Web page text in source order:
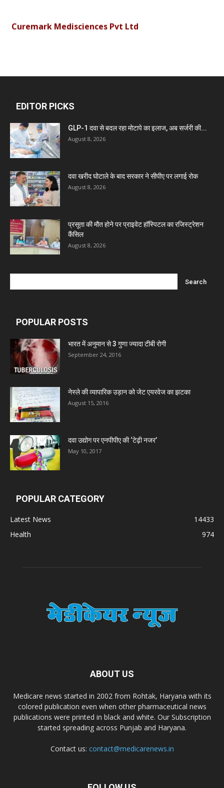
Curemark Medisciences Pvt Ltd
Ben Pharmaceuticals
Marxx Pharma
Nitin Lifesciences Ltd.
Wamika Pharmaceuticals Pvt. Ltd.
Admac Group Companies
Deep Shree Pharmaceuticals
Zumentes Healthcare
Digital Vision
Sat Jinda Kalyana Pharmacy
Carewell Ayurveda
Dr. D Pharma
Diya Healthcare Private Limited
Divit Nutraceuticals Pvt. Ltd.
EDITOR PICKS
GLP-1 दवा से बदल रहा मोटापे का इलाज, अब सर्जरी की...
August 8, 2026
दवा खरीद घोटाले के बाद सरकार ने सीपीए पर लगाई रोक
August 8, 2026
प्रसूता की मौत होने पर प्राइवेट हॉस्पिटल का रजिस्ट्रेशन
कैंसिल
August 8, 2026
POPULAR POSTS
भारत में अनुमान से 3 गुणा ज्यादा टीबी रोगी
September 24, 2016
नेस्ले की व्यापारिक उड़ान को जेट एयरवेज का झटका
August 15, 2016
दवा उद्योग पर एनपीपीए की ‘टेढ़ी नजर’
May 10, 2017
POPULAR CATEGORY
Latest News
14433
Health
974
ABOUT US
Medicare news started in 2002 from Rohtak, Haryana with its
colored publication even when other pharmaceutical news
publications were printed in black and white. Our Subscription
started spreading across Punjab and Haryana.
Contact us: contact@medicarenews.in